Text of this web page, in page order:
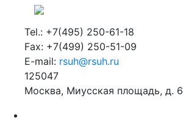
Tel.: +7(495) 250-61-18
Fax: +7(499) 250-51-09
E-mail: rsuh@rsuh.ru
125047
Москва, Миусская площадь, д. 6